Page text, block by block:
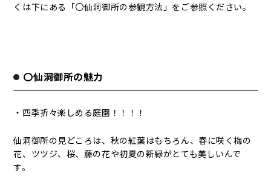
くは下にある「〇仙洞御所の参観方法」をご参照ください。
〇仙洞御所の魅力
・四季折々楽しめる庭園！！！！
仙洞御所の見どころは、秋の紅葉はもちろん、春に咲く梅の
花、ツツジ、桜、藤の花や初夏の新緑がとても美しいんで
す。